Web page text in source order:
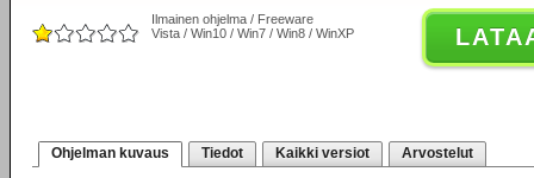
Ilmainen ohjelma / Freeware
Vista / Win10 / Win7 / Win8 / WinXP
Ohjelman kuvaus Tiedot Kaikki versiot Arvostelut